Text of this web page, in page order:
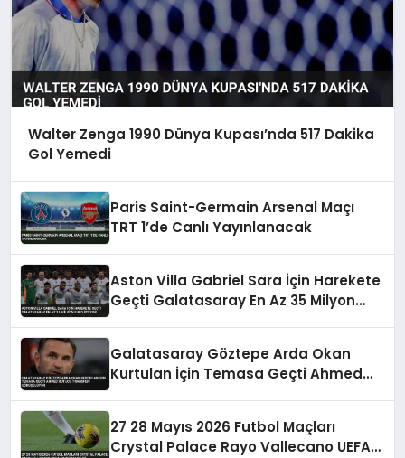
Walter Zenga 1990 Dünya Kupası’nda 517 Dakika
Gol Yemedi
Paris Saint-Germain Arsenal Maçı
TRT 1’de Canlı Yayınlanacak
Aston Villa Gabriel Sara İçin Harekete
Geçti Galatasaray En Az 35 Milyon
Galatasaray Göztepe Arda Okan
Kurtulan İçin Temasa Geçti Ahmed
27 28 Mayıs 2026 Futbol Maçları
Crystal Palace Rayo Vallecano UEFA